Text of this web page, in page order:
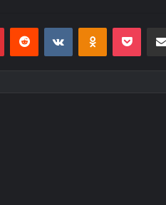
PinterestReddit VKontakteOdnoklassniki
Pocket